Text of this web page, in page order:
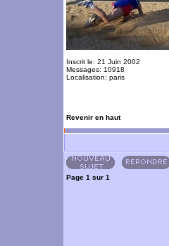
Inscrit le: 21 Juin 2002
Messages: 10918
Localisation: paris
Revenir en haut
Page 1 sur 1